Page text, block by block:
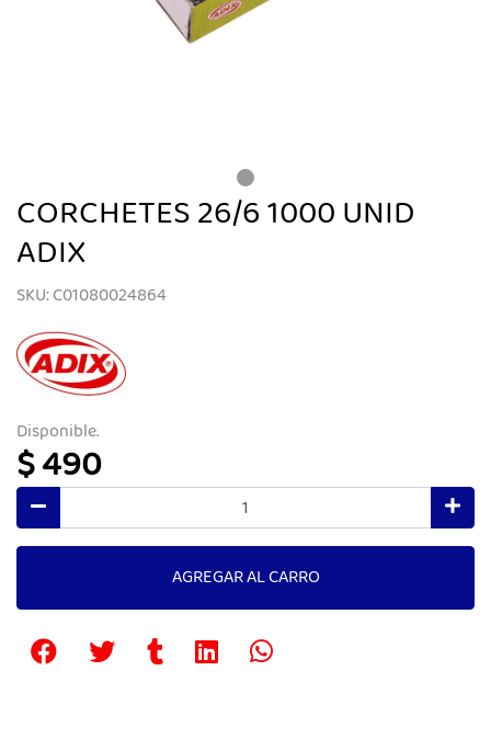
CORCHETES 26/6 1000 UNID
ADIX
SKU: C01080024864
Disponible.
$ 490
AGREGAR AL CARRO